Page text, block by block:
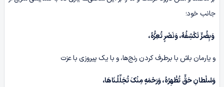
جانب خود؛
وَبِضُرٍّ تَکْشِفُهُ، وَنَصْرٍ تُعِزُّهُ،
و یارمان باش با برطرف کردن رنج‌ها، و با یک پیروزی با عزت
وَسُلْطانِ حَقٍّ تُظْهِرُهُ، وَرَحْمَهٍ مِنْکَ تُجَلِّلُـنَاهَا،